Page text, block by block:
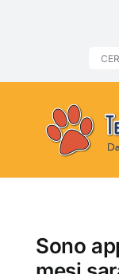
HOME
Sono